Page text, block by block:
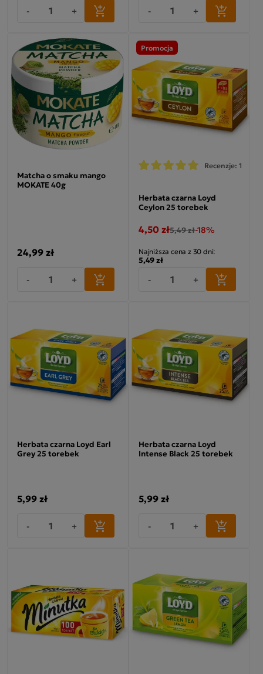
- + - +
Matcha o smaku mango
MOKATE 40g
24,99 zł
- +
Promocja
Recenzje: 1
Herbata czarna Loyd
Ceylon 25 torebek
4,50 zł5,49 zł-18%
Najniższa cena z 30 dni:
5,49 zł
- +
Herbata czarna Loyd Earl
Grey 25 torebek
5,99 zł
- +
Herbata czarna Loyd
Intense Black 25 torebek
5,99 zł
- +